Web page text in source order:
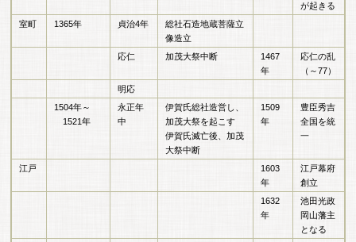
が起きる
室町
1365年 貞治4年
総社石造地蔵菩薩立
像造立
応仁
加茂大祭中断
1467
年
応仁の乱
（～77）
明応
1504年～
1521年
永正年
中
伊賀氏総社造営し、
加茂大祭を起こす
伊賀氏滅亡後、加茂
大祭中断
1509
年
豊臣秀吉
全国を統
一
江戸
1603
年
江戸幕府
創立
1632
年
池田光政
岡山藩主
となる